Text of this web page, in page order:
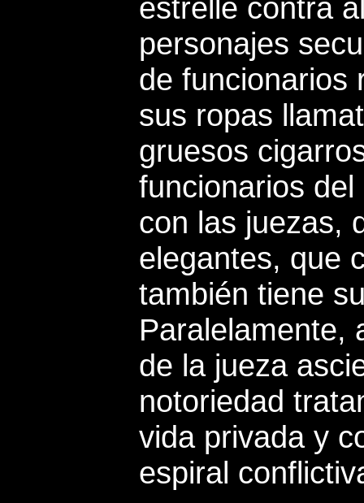
estrelle contra
personajes
de funcionarios
sus ropas
gruesos
funcionarios
con las juezas,
elegantes, que
también tiene
Paralelamente,
de la jueza
notoriedad
vida privada y
espiral